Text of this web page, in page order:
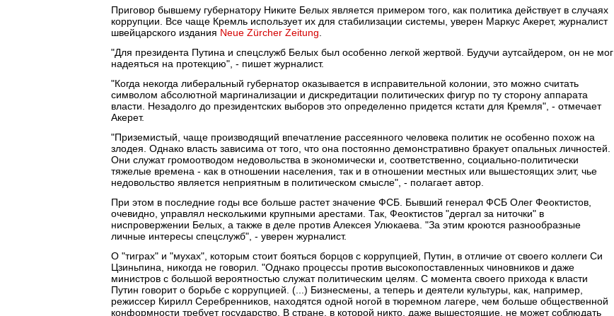
Приговор бывшему губернатору Никите Белых является примером того, как политика действует в случаях
коррупции. Все чаще Кремль использует их для стабилизации системы, уверен Маркус Акерет, журналист
швейцарского издания Neue Zürcher Zeitung
"Для президента Путина и спецслужб Белых был особенно легкой жертвой. Будучи аутсайдером, он не мог
надеяться на протекцию", - пишет журналист.
"Когда некогда либеральный губернатор оказывается в исправительной колонии, это можно считать
символом абсолютной маргинализации и дискредитации политических фигур по ту сторону аппарата
власти. Незадолго до президентских выборов это определенно придется кстати для Кремля", - отмечает
Акерет.
"Приземистый, чаще производящий впечатление рассеянного человека политик не особенно похож на
злодея. Однако власть зависима от того, что она постоянно демонстративно бракует опальных личностей.
Они служат громоотводом недовольства в экономически и, соответственно, социально-политически
тяжелые времена - как в отношении населения, так и в отношении местных или вышестоящих элит, чье
недовольство является неприятным в политическом смысле", - полагает автор.
При этом в последние годы все больше растет значение ФСБ. Бывший генерал ФСБ Олег Феоктистов,
очевидно, управлял несколькими крупными арестами. Так, Феоктистов "дергал за ниточки" в
ниспровержении Белых, а также в деле против Алексея Улюкаева. "За этим кроются разнообразные
личные интересы спецслужб", - уверен журналист.
О "тиграх" и "мухах", которым стоит бояться борцов с коррупцией, Путин, в отличие от своего коллеги Си
Цзиньпина, никогда не говорил. "Однако процессы против высокопоставленных чиновников и даже
министров с большой вероятностью служат политическим целям. С момента своего прихода к власти
Путин говорит о борьбе с коррупцией. (...) Бизнесмены, а теперь и деятели культуры, как, например,
режиссер Кирилл Серебренников, находятся одной ногой в тюремном лагере, чем больше общественной
конформности требует государство. В стране, в которой никто, даже вышестоящие, не может соблюдать